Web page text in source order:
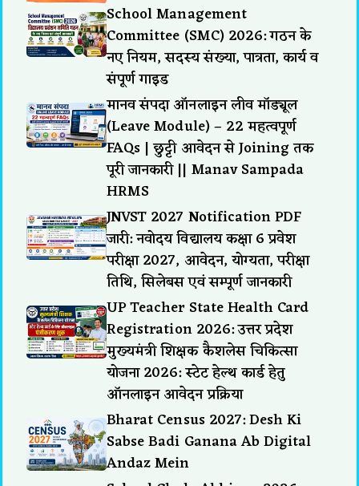
School Management
Committee (SMC) 2026: गठन के
नए नियम, सदस्य संख्या, पात्रता, कार्य व
संपूर्ण गाइड
मानव संपदा ऑनलाइन लीव मॉड्यूल
(Leave Module) – 22 महत्वपूर्ण
FAQs | छुट्टी आवेदन से Joining तक
पूरी जानकारी || Manav Sampada
HRMS
JNVST 2027 Notification PDF
जारी: नवोदय विद्यालय कक्षा 6 प्रवेश
परीक्षा 2027, आवेदन, योग्यता, परीक्षा
तिथि, सिलेबस एवं सम्पूर्ण जानकारी
UP Teacher State Health Card
Registration 2026: उत्तर प्रदेश
मुख्यमंत्री शिक्षक कैशलेस चिकित्सा
योजना 2026: स्टेट हेल्थ कार्ड हेतु
ऑनलाइन आवेदन प्रक्रिया
Bharat Census 2027: Desh Ki
Sabse Badi Ganana Ab Digital
Andaz Mein